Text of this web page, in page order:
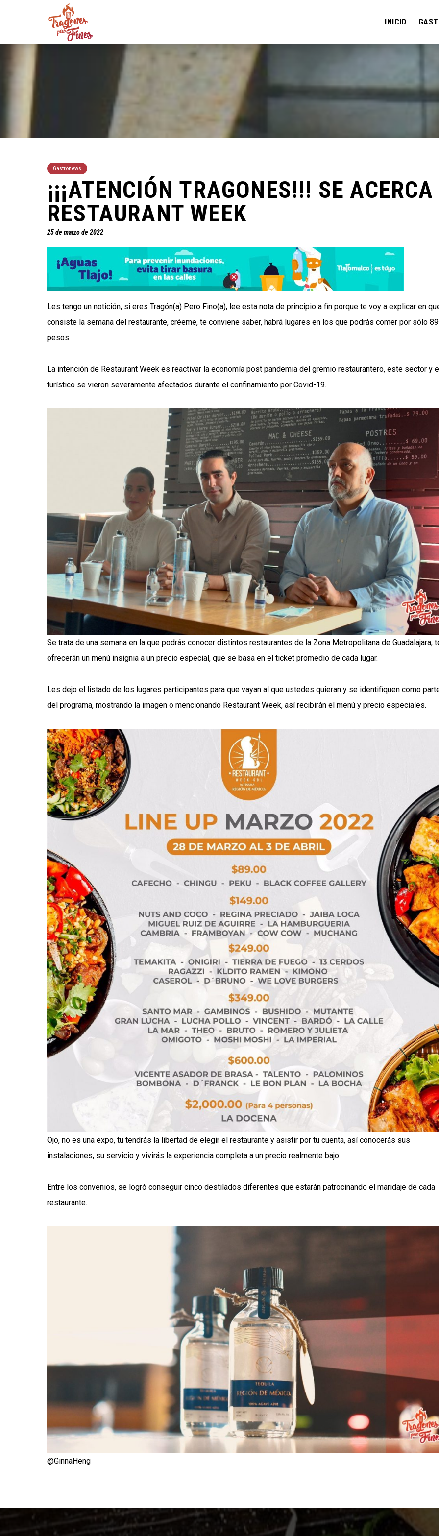
INICIO
Gastronews
¡¡¡ATENCIÓN TRAGONES!!! SE ACERCA
RESTAURANT WEEK
25 de marzo de 2022
Les tengo un notición, si eres Tragón(a) Pero Fino(a), lee esta nota de principio a fin porque te voy a explicar en
consiste la semana del restaurante, créeme, te conviene saber, habrá lugares en los que podrás comer por sólo 89
pesos.
La intención de Restaurant Week es reactivar la economía post pandemia del gremio restaurantero, este sector y
turístico se vieron severamente afectados durante el confinamiento por Covid-19.
Se trata de una semana en la que podrás conocer distintos restaurantes de la Zona Metropolitana de Guadalajara,
ofrecerán un menú insignia a un precio especial, que se basa en el ticket promedio de cada lugar.
Les dejo el listado de los lugares participantes para que vayan al que ustedes quieran y se identifiquen como
del programa, mostrando la imagen o mencionando Restaurant Week, así recibirán el menú y precio especiales.
Ojo, no es una expo, tu tendrás la libertad de elegir el restaurante y asistir por tu cuenta, así conocerás sus
instalaciones, su servicio y vivirás la experiencia completa a un precio realmente bajo.
Entre los convenios, se logró conseguir cinco destilados diferentes que estarán patrocinando el maridaje de cada
restaurante.
@GinnaHeng